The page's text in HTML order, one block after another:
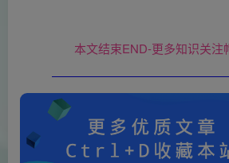
本文结束END-更多知识关注